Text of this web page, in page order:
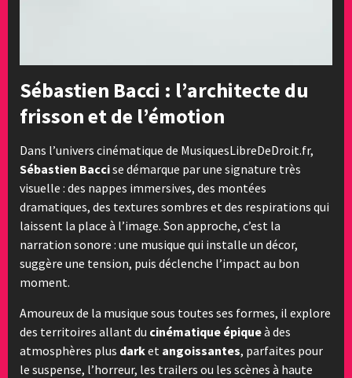
Sébastien Bacci : l’architecte du
frisson et de l’émotion
Dans l’univers cinématique de MusiquesLibreDeDroit.fr,
Sébastien Baccise démarque par une signature très
visuelle : des nappes immersives, des montées
dramatiques, des textures sombres et des respirations qui
laissent la place à l’image. Son approche, c’est la
narration sonore : une musique qui installe un décor,
suggère une tension, puis déclenche l’impact au bon
moment.
Amoureux de la musique sous toutes ses formes, il explore
des territoires allant du cinématique épiqueà des
atmosphères plus darket angoissantes, parfaites pour
le suspense, l’horreur, les trailers ou les scènes à haute